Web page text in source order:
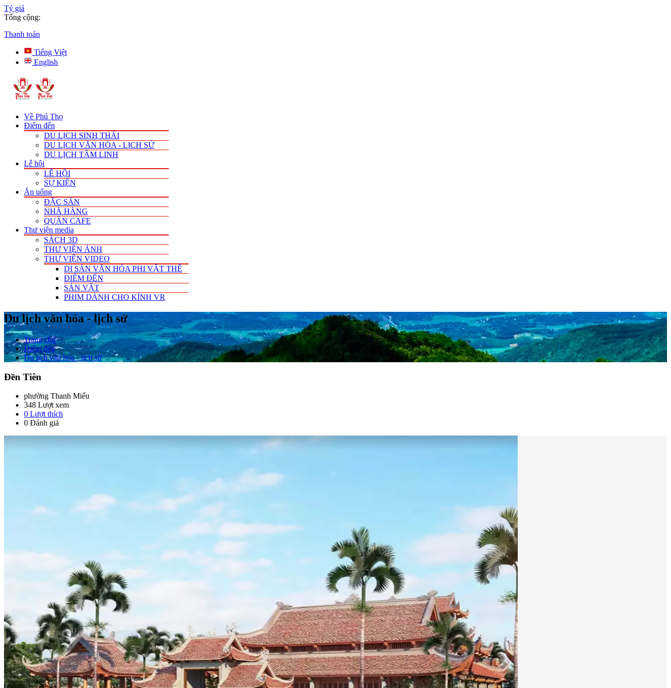
Tỷ giá
Tổng cộng:
Thanh toán
Tiếng Việt
English
Về Phú Thọ
Điểm đến
DU LỊCH SINH THÁI
DU LỊCH VĂN HÓA - LỊCH SỬ
DU LỊCH TÂM LINH
Lễ hội
LỄ HỘI
SỰ KIỆN
Ăn uống
ĐẶC SẢN
NHÀ HÀNG
QUÁN CAFE
Thư viện media
SÁCH 3D
THƯ VIỆN ẢNH
THƯ VIỆN VIDEO
DI SẢN VĂN HÓA PHI VẬT THỂ
ĐIỂM ĐẾN
SẢN VẬT
PHIM DÀNH CHO KÍNH VR
Du lịch văn hóa - lịch sử
Trang chủ
Điểm đến
Du lịch văn hóa - lịch sử
Đền Tiên
phường Thanh Miếu
348 Lượt xem
0 Lượt thích
0 Đánh giá